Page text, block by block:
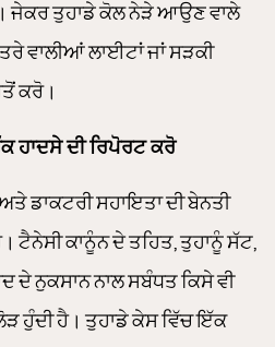
ਜੇਕਰ ਤੁਹਾਡੇ ਕੋਲ ਨੇੜੇ ਆਉਣ ਵਾਲੇ
ਵਾਲੀਆਂ ਲਾਈਟਾਂ ਜਾਂ ਸੜਕੀ
ਕਰੋ।
ਹਾਦਸੇ ਦੀ ਰਿਪੋਰਟ ਕਰੋ
ਡਾਕਟਰੀ ਸਹਾਇਤਾ ਦੀ ਬੇਨਤੀ
ਟੈਨੇਸੀ ਕਾਨੂੰਨ ਦੇ ਤਹਿਤ, ਤੁਹਾਨੂੰ ਸੱਟ,
ਦੇ ਨੁਕਸਾਨ ਨਾਲ ਸਬੰਧਤ ਕਿਸੇ ਵੀ
ਹੁੰਦੀ ਹੈ। ਤੁਹਾਡੇ ਕੇਸ ਵਿੱਚ ਇੱਕ